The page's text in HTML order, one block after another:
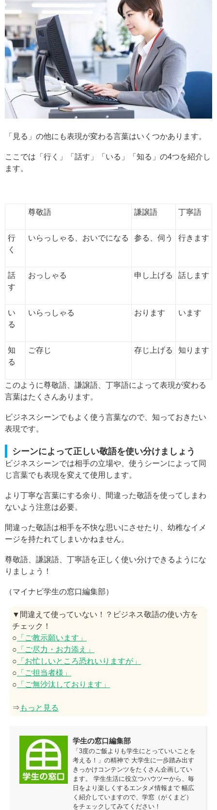
「見る」の他にも表現が変わる言葉はいくつかあります。
ここでは「行く」「話す」「いる」「知る」の4つを紹介し
ます。
尊敬語 謙譲語 丁寧語
行
く
いらっしゃる、おいでになる 参る、伺う 行きます
話
す
おっしゃる 申し上げる 話します
い
る
いらっしゃる おります います
知
る
ご存じ 存じ上げる 知ります
このように尊敬語、謙譲語、丁寧語によって表現が変わる
言葉はたくさんあります。
ビジネスシーンでもよく使う言葉なので、知っておきたい
表現です。
シーンによって正しい敬語を使い分けましょう
ビジネスシーンでは相手の立場や、使うシーンによって同
じ言葉でも表現を変えて使用します。
より丁寧な言葉にする余り、間違った敬語を使ってしまわ
ないよう注意は必要。
間違った敬語は相手を不快な思いにさせたり、幼稚なイメ
ージを持たれてしまいかねません。
尊敬語、謙譲語、丁寧語を正しく使い分けできるようにな
りましょう！
（マイナビ学生の窓口編集部）
▼間違えて使っていない！？ビジネス敬語の使い方を
チェック！
○ 「ご教示願います」
○ 「ご尽力・お力添え」
○ 「お忙しいところ恐れいりますが」
○ 「ご担当者様」
○ 「ご無沙汰しております」
⇒ もっと見る
学生の窓口編集部
「3度のご飯よりも学生にとっていいことを
考える！」の精神で 大学生に一歩踏み出す
きっかけコンテンツをたくさん企画してい
ます。 学生生活に役立つハウツーから、毎
日をより楽しくするエンタメ情報まで 幅広
く紹介していますので、学窓（がくまど）
をチェックしてみてください！